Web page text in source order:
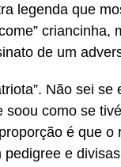
legenda que
de um
Não sei
como se
é que
e